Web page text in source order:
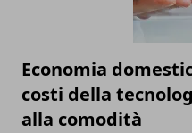
Economia
costi della
alla comodità